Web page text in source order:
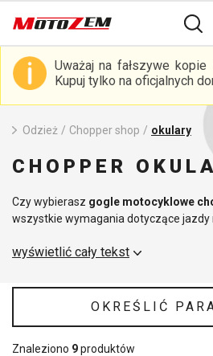
Uważaj na fałszywe
Kupuj tylko na oficjalnych
Odzież / Chopper shop / okulary
CHOPPER
Czy wybierasz gogle motocyklowe
wszystkie wymagania dotyczące jazdy
również do noszenia na co dzień? W
motocyklowych jest ochrona przed
motocyklowych można używać
wyświetlić cały tekst
OKREŚLIĆ
Znaleziono 9produktów